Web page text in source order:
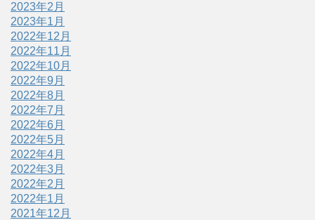
2023年2月
2023年1月
2022年12月
2022年11月
2022年10月
2022年9月
2022年8月
2022年7月
2022年6月
2022年5月
2022年4月
2022年3月
2022年2月
2022年1月
2021年12月